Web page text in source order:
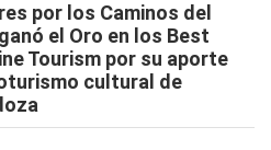
por los Caminos del
el Oro en los Best
Tourism por su aporte
cultural de